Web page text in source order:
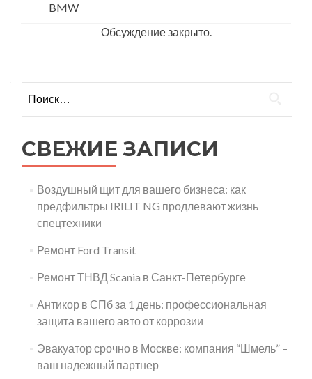
BMW
Обсуждение закрыто.
СВЕЖИЕ ЗАПИСИ
Воздушный щит для вашего бизнеса: как
предфильтры IRILIT NG продлевают жизнь
спецтехники
Ремонт Ford Transit
Ремонт ТНВД Scania в Санкт-Петербурге
Антикор в СПб за 1 день: профессиональная
защита вашего авто от коррозии
Эвакуатор срочно в Москве: компания “Шмель” –
ваш надежный партнер